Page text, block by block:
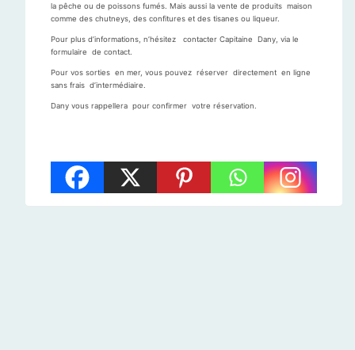
la pêche ou de poissons fumés. Mais aussi la vente de produits maison
comme des chutneys, des confitures et des tisanes ou liqueur.
Pour plus d’informations, n’hésitez contacter Capitaine Dany, via le
formulaire de contact.
Pour vos sorties en mer, vous pouvez réserver directement en ligne
sans frais d’intermédiaire.
Dany vous rappellera pour confirmer votre réservation.